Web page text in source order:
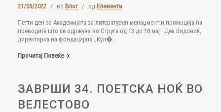
21/05/2022 / во Блог / од Елементи
Петти ден за Академијата за литературен менаџмент и промоција на
преводите што се одржува во Струга од 13 до 18 мај Деа Видовиќ,
директорка на фондацијата „Кул�...
Прочитај Повеќе
ЗАВРШИ 34. ПОЕТСКА НОЌ ВО
ВЕЛЕСТОВО